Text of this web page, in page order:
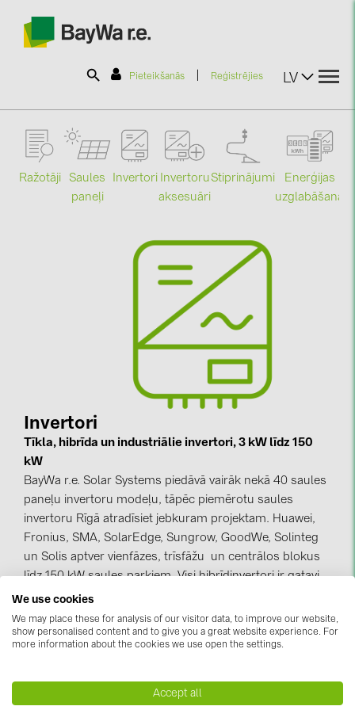
Pieteikšanās Reģistrējies LV
SOLAR-PLANIT
KATEGORIJAS
Saules paneļi (19)
Invertori (105)
Invertoru aksesuāri (84)
Enerģijas uzglabāšana (74)
E-Mobilitāte (19)
Instalācijas (87)
RAŽOTĀJI
Ražotāji
Saules
paneļi
Invertori Invertoru
aksesuāri
Stiprinājumi
Enerģijas
uzglabāšana
Invertori
Tīkla, hibrīda un industriālie invertori, 3 kW līdz 150
kW
BayWa r.e. Solar Systems piedāvā vairāk nekā 40 saules
paneļu invertoru modeļu, tāpēc piemērotu saules
invertoru Rīgā atradīsiet jebkuram projektam. Huawei,
Fronius, SMA, SolarEdge, Sungrow, GoodWe, Solinteg
un Solis aptver vienfāzes, trīsfāžu un centrālos blokus
līdz 150 kW saules parkiem. Visi hibrīdinvertori ir gatavi
akumulatoru pieslēgšanai, DC optimizētāji un ātrās
atslēgšanās funkcija atbilst spēkā esošajiem ES
noteikumiem. Nestandarta jumtiem pieejami
We use cookies
We may place these for analysis of our visitor data, to improve our website,
show personalised content and to give you a great website experience. For
more information about the cookies we use open the settings.
Accept all